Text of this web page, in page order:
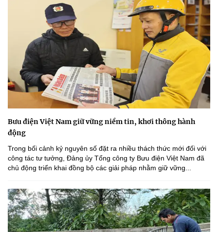
Bưu điện Việt Nam giữ vững niềm tin, khơi thông hành
động
Trong bối cảnh kỷ nguyên số đặt ra nhiều thách thức mới đối với
công tác tư tưởng, Đảng ủy Tổng công ty Bưu điện Việt Nam đã
chủ động triển khai đồng bộ các giải pháp nhằm giữ vững...